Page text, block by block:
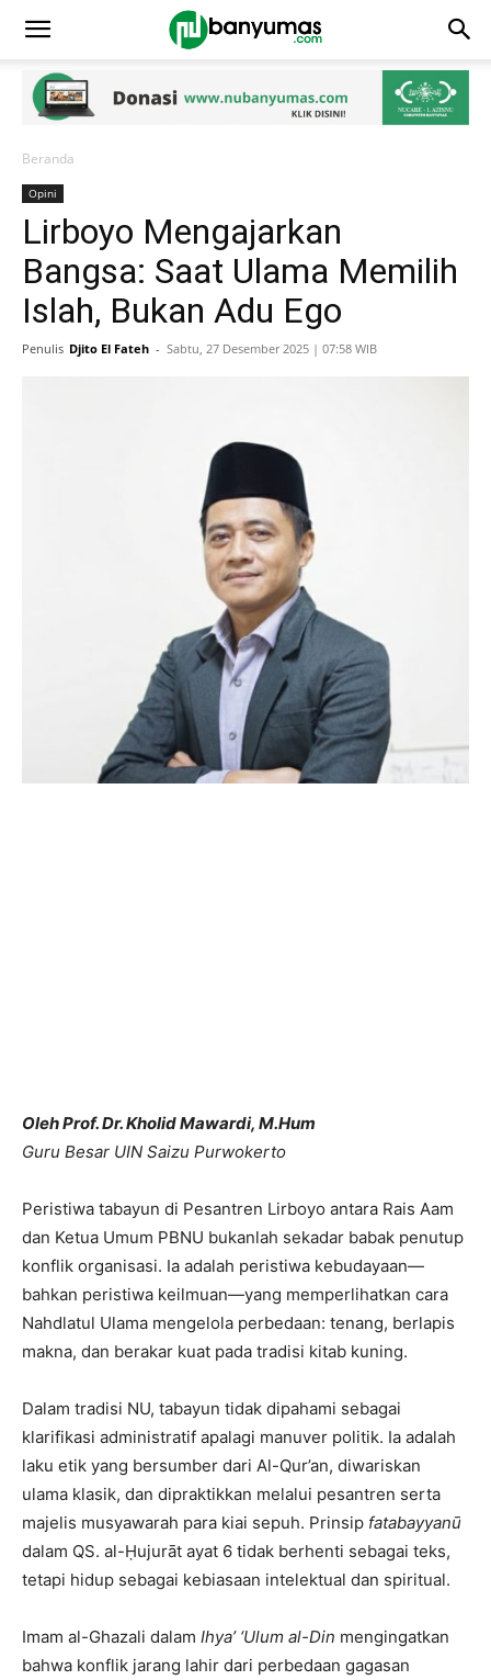
Beranda
Opini
Lirboyo Mengajarkan
Bangsa: Saat Ulama Memilih
Islah, Bukan Adu Ego
Penulis Djito El Fateh - Sabtu, 27 Desember 2025 | 07:58 WIB
Oleh Prof. Dr. Kholid Mawardi, M.Hum
Guru Besar UIN Saizu Purwokerto
Peristiwa tabayun di Pesantren Lirboyo antara Rais Aam
dan Ketua Umum PBNU bukanlah sekadar babak penutup
konflik organisasi. Ia adalah peristiwa kebudayaan—
bahkan peristiwa keilmuan—yang memperlihatkan cara
Nahdlatul Ulama mengelola perbedaan: tenang, berlapis
makna, dan berakar kuat pada tradisi kitab kuning.
Dalam tradisi NU, tabayun tidak dipahami sebagai
klarifikasi administratif apalagi manuver politik. Ia adalah
laku etik yang bersumber dari Al-Qur’an, diwariskan
ulama klasik, dan dipraktikkan melalui pesantren serta
majelis musyawarah para kiai sepuh. Prinsip fatabayyanū
dalam QS. al-Ḥujurāt ayat 6 tidak berhenti sebagai teks,
tetapi hidup sebagai kebiasaan intelektual dan spiritual.
Imam al-Ghazali dalam Ihya’ ‘Ulum al-Din mengingatkan
bahwa konflik jarang lahir dari perbedaan gagasan